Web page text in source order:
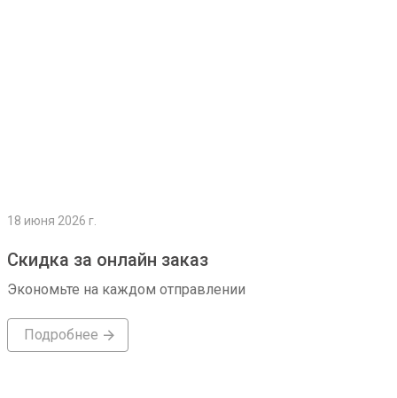
18 июня 2026 г.
Скидка за онлайн заказ
Экономьте на каждом отправлении
Подробнее